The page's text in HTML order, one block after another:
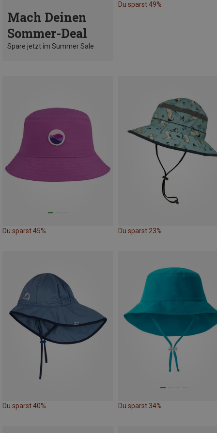
Mach Deinen
Sommer-Deal
Spare jetzt im Summer Sale
Du sparst 49%
Du sparst 45% Du sparst 23%
Du sparst 40% Du sparst 34%